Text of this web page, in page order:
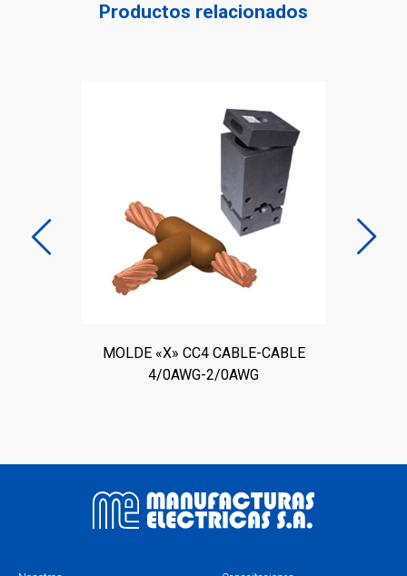
Productos relacionados
MOLDE «X» CC4 CABLE-CABLE
4/0AWG-2/0AWG